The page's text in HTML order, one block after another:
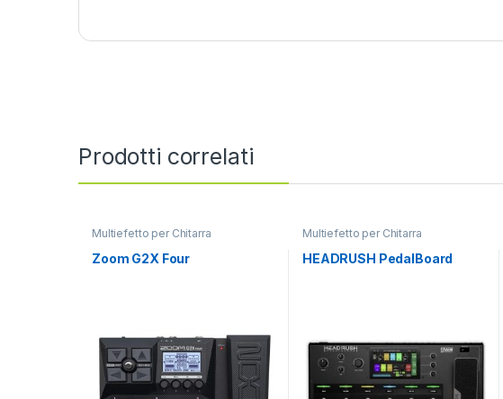
Prodotti correlati
Multiefetto per Chitarra
Zoom G2X Four
Multiefetto per Chitarra
HEADRUSH PedalBoard